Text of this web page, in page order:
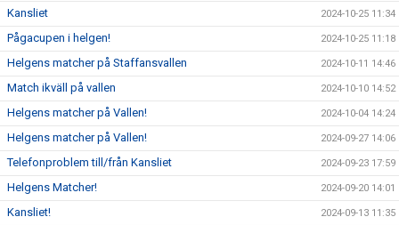
Kansliet 2024-10-25 11:34
Pågacupen i helgen! 2024-10-25 11:18
Helgens matcher på Staffansvallen 2024-10-11 14:46
Match ikväll på vallen 2024-10-10 14:52
Helgens matcher på Vallen! 2024-10-04 14:24
Helgens matcher på Vallen! 2024-09-27 14:06
Telefonproblem till/från Kansliet 2024-09-23 17:59
Helgens Matcher! 2024-09-20 14:01
Kansliet! 2024-09-13 11:35